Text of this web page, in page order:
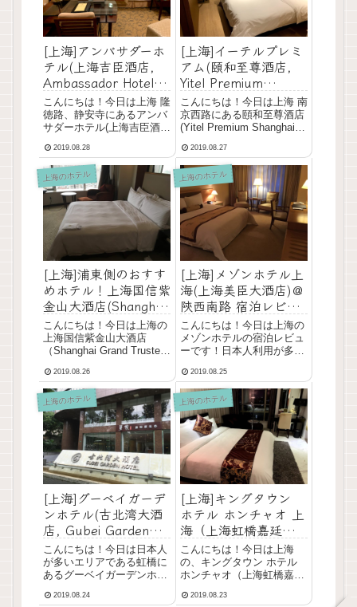
[上海]アンバサダーホ
テル(上海吉臣酒店,
Ambassador Hotel
Shanghai)＠隆徳路、
静安寺 宿泊レビュ
ー！コスパはいまい
ち！？
こんにちは！今日は上海 隆
徳路、静安寺にあるアンバ
サダーホテル(上海吉臣酒
Shanghai)の宿泊レビュー
です。以前に比べると値段
が上がっているのでコスパ
下がり気味です。宿泊デー
タ●宿泊：2019年1...
2019.08.28
[上海]イーテルプレミ
アム(頤和至尊酒店,
Yitel Premium
Shanghai Jing’an
Nanjing West Road)
＠南京西路 コスパ良
し！スタバロースタリ
ーにも近い！
こんにちは！今日は上海 南
京西路にある頤和至尊酒店
(Yitel Premium Shanghai
の宿泊レビューです。中国
で有名なYitelグループのホ
テルで、コスパがとっても
良いのでおす...
2019.08.27
上海のホテル
[上海]浦東側のおすす
めホテル！上海国信紫
金山大酒店(Shanghai
Grand Trustel
Purple Mountain
Hotel)＠世紀大道
こんにちは！今日は上海の
上海国信紫金山大酒店
（Shanghai Grand Trustel
宿泊レビューです。浦東側
にあります。ホテル自体は
古いけれど、朝食の種類が
多いのが◎宿泊データ●宿
泊：2...
2019.08.26
上海のホテル
[上海]メゾンホテル上
海(上海美臣大酒店)＠
陝西南路 宿泊レビュ
ー！日本人利用多い！
オークラガーデンホテ
ルから徒歩5分
こんにちは！今日は上海の
メゾンホテルの宿泊レビュ
ーです！日本人利用が多い
デンホテルから徒歩5分。
宿泊データ●宿泊：2018年7
月●目的：出張●人数：1人
●料金：700元（朝食あ
り）、630元（朝食なし）
ホテルの評価●...
2019.08.25
上海のホテル
[上海]グーベイガーデ
ンホテル(古北湾大酒
店, Gubei Garden
Hotel)宿泊レビュー！
日本語OKな日本人に
人気のリーズナブルホ
テル
こんにちは！今日は日本人
が多いエリアである虹橋に
あるグーベイガーデンホテ
本語が通じて安心な割に値
2019.08.24
上海のホテル
[上海]キングタウン
ホテル ホンチャオ 上
海（上海虹橋嘉廷酒
店）＠娄山関路 宿泊
レビュー！デラックス
ルーム以上がおすす
め！
こんにちは！今日は上海
の、キングタウン ホテル
ホンチャオ（上海虹橋嘉廷
す！スタンダードルームと
2019.08.23